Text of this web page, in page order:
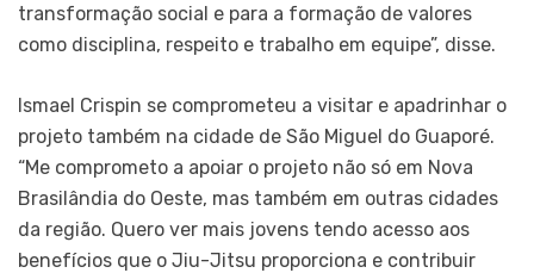
transformação social e para a formação de valores
como disciplina, respeito e trabalho em equipe”, disse.
Ismael Crispin se comprometeu a visitar e apadrinhar o
projeto também na cidade de São Miguel do Guaporé.
“Me comprometo a apoiar o projeto não só em Nova
Brasilândia do Oeste, mas também em outras cidades
da região. Quero ver mais jovens tendo acesso aos
benefícios que o Jiu-Jitsu proporciona e contribuir